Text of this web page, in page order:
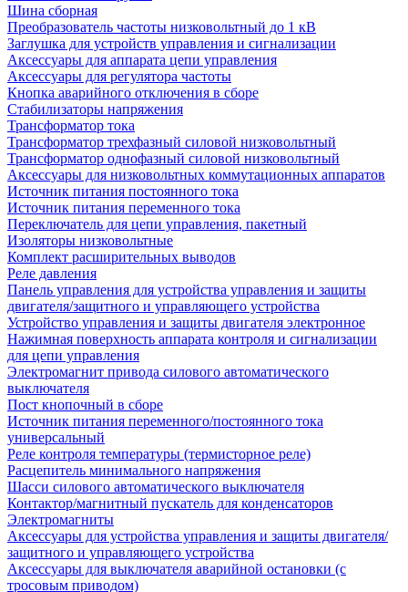
Шина сборная
Преобразователь частоты низковольтный до 1 кВ
Заглушка для устройств управления и сигнализации
Аксессуары для аппарата цепи управления
Аксессуары для регулятора частоты
Кнопка аварийного отключения в сборе
Стабилизаторы напряжения
Трансформатор тока
Трансформатор трехфазный силовой низковольтный
Трансформатор однофазный силовой низковольтный
Аксессуары для низковольтных коммутационных аппаратов
Источник питания постоянного тока
Источник питания переменного тока
Переключатель для цепи управления, пакетный
Изоляторы низковольтные
Комплект расширительных выводов
Реле давления
Панель управления для устройства управления и защиты
двигателя/защитного и управляющего устройства
Устройство управления и защиты двигателя электронное
Нажимная поверхность аппарата контроля и сигнализации
для цепи управления
Электромагнит привода силового автоматического
выключателя
Пост кнопочный в сборе
Источник питания переменного/постоянного тока
универсальный
Реле контроля температуры (термисторное реле)
Расцепитель минимального напряжения
Шасси силового автоматического выключателя
Контактор/магнитный пускатель для конденсаторов
Электромагниты
Аксессуары для устройства управления и защиты двигателя/
защитного и управляющего устройства
Аксессуары для выключателя аварийной остановки (с
тросовым приводом)